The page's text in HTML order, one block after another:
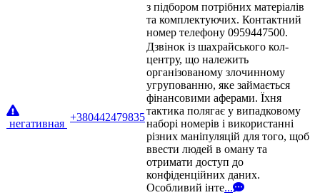
з підбором потрібних матеріалів
та комплектуючих. Контактний
номер телефону 0959447500.
негативная
+380442479835
Дзвінок із шахрайського кол-
центру, що належить
організованому злочинному
угрупованню, яке займається
фінансовими аферами. Їхня
тактика полягає у випадковому
наборі номерів і використанні
різних маніпуляцій для того, щоб
ввести людей в оману та
отримати доступ до
конфіденційних даних.
Особливий інте...